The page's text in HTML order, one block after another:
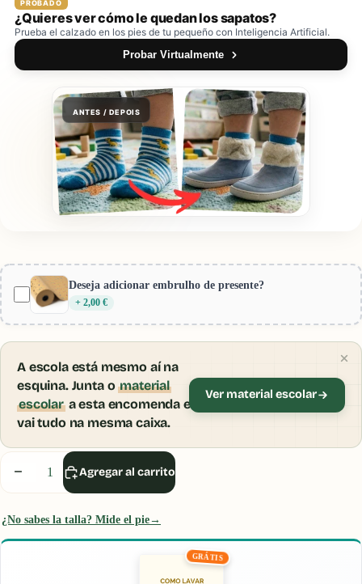
PROBADO
¿Quieres ver cómo le quedan los sapatos?
Prueba el calzado en los pies de tu pequeño con Inteligencia Artificial.
Probar Virtualmente
ANTES / DEPOIS
Vista previa:
Beige
Iniciar sesión
Deseja adicionar embrulho de presente?
+ 2,00 €
Disminuir
Aumentar
A escola está mesmo aí na
esquina. Junta omaterial
escolara esta encomenda e
vai tudo na mesma caixa.
Ver material escolar
Agregar al carrito
¿No sabes la talla? Mide el pie→
GRÁTIS